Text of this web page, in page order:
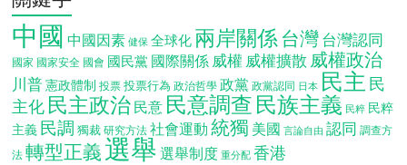
中國 中國因素 健保 全球化 兩岸關係 台灣台灣認同
國家 國家安全 國會 國民黨 國際關係 威權 威權擴散 威權政治
川普 憲政體制 投票 投票行為 政治哲學 政黨 政黨認同 日本 民主 民
主化 民主政治 民意 民意調查 民族主義 民粹 民粹
主義 民調 獨裁 研究方法 社會運動 統獨 美國 言論自由 認同 調查方
法 轉型正義 選舉 選舉制度 重分配 香港